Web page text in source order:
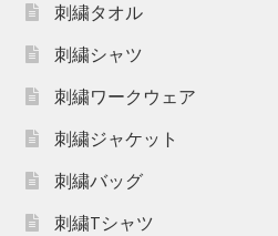
刺繍タオル
刺繍シャツ
刺繍ワークウェア
刺繍ジャケット
刺繍バッグ
刺繍Tシャツ